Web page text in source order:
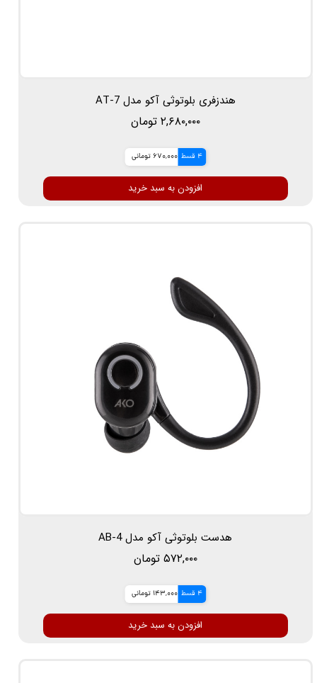
هندزفری بلوتوثی آکو مدل AT-7
۲,۶۸۰,۰۰۰ تومان
4 قسط 670,000 تومانی
افزودن به سبد خرید
هدست بلوتوثی آکو مدل AB-4
۵۷۲,۰۰۰ تومان
4 قسط 143,000 تومانی
افزودن به سبد خرید